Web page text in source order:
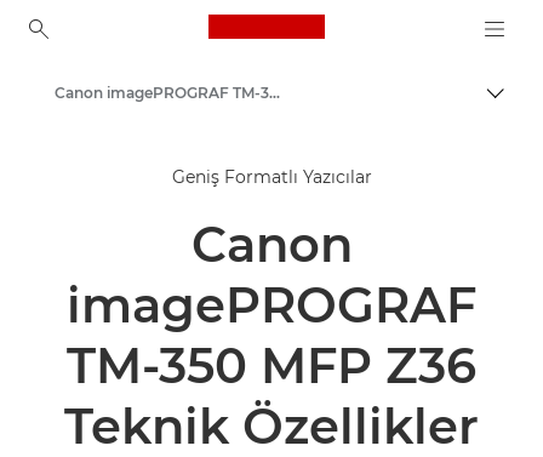
Canon Logo, back to
İçerik
Çözümler ve Hizmetler
Canon imagePROGRAF TM-350/355 MFP Z36 - Geniş Formatlı Yazıcılar
Geniş Formatlı Yazıcılar
Canon
imagePROGRAF
TM-350 MFP Z36
Teknik Özellikler